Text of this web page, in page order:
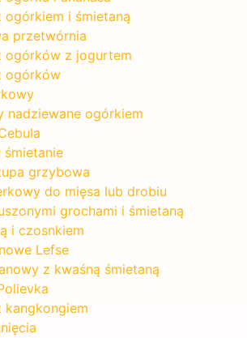
ogórkiem i śmietaną
przetwórnia
ogórków z jogurtem
ogórków
nadziewane ogórkiem
śmietanie
grzybowa
do mięsa lub drobiu
grochami i śmietaną
i czosnkiem
Lefse
z kwaśną śmietaną
kangkongiem